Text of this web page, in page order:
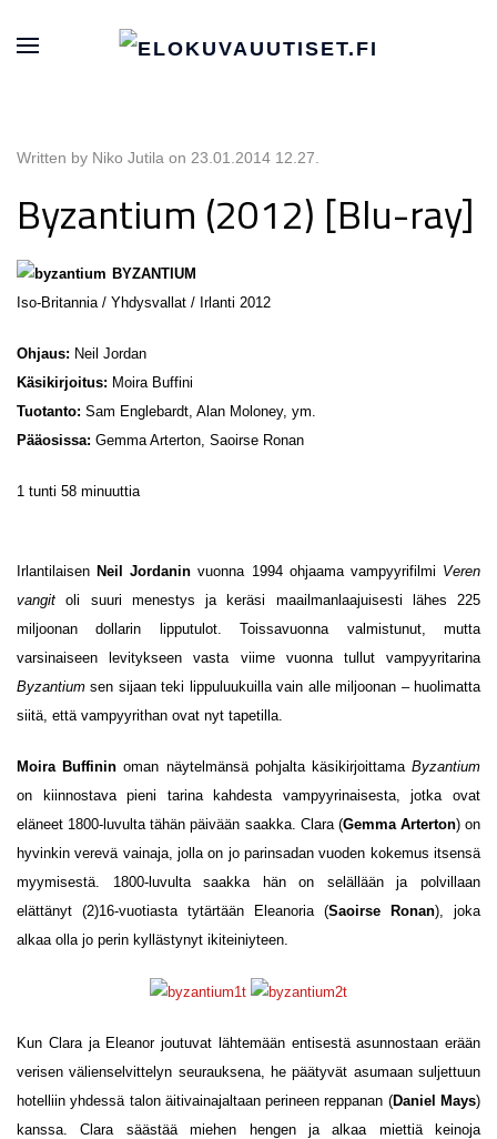
Written by Niko Jutila on 23.01.2014 12.27
Byzantium (2012) [Blu-ray]
BYZANTIUM
Iso-Britannia / Yhdysvallat / Irlanti 2012
Ohjaus: Neil Jordan
Käsikirjoitus: Moira Buffini
Tuotanto: Sam Englebardt, Alan Moloney, ym.
Pääosissa: Gemma Arterton, Saoirse Ronan
1 tunti 58 minuuttia
Irlantilaisen Neil Jordanin vuonna 1994 ohjaama vampyyrifilmi Veren
vangit oli suuri menestys ja keräsi maailmanlaajuisesti lähes 225
miljoonan dollarin lipputulot. Toissavuonna valmistunut, mutta
varsinaiseen levitykseen vasta viime vuonna tullut vampyyritarina
Byzantium sen sijaan teki lippuluukuilla vain alle miljoonan – huolimatta
siitä, että vampyyrithan ovat nyt tapetilla.
Moira Buffinin oman näytelmänsä pohjalta käsikirjoittamaByzantium
on kiinnostava pieni tarina kahdesta vampyyrinaisesta, jotka ovat
eläneet 1800-luvulta tähän päivään saakka. Clara (Gemma Arterton) on
hyvinkin verevä vainaja, jolla on jo parinsadan vuoden kokemus itsensä
myymisestä. 1800-luvulta saakka hän on selällään ja polvillaan
elättänyt (2)16-vuotiasta tytärtään Eleanoria (Saoirse Ronan), joka
alkaa olla jo perin kyllästynyt ikiteiniyteen.
Kun Clara ja Eleanor joutuvat lähtemään entisestä asunnostaan erään
verisen välienselvittelyn seurauksena, he päätyvät asumaan suljettuun
hotelliin yhdessä talon äitivainajaltaan perineen reppanan (Daniel Mays)
kanssa. Clara säästää miehen hengen ja alkaa miettiä keinoja